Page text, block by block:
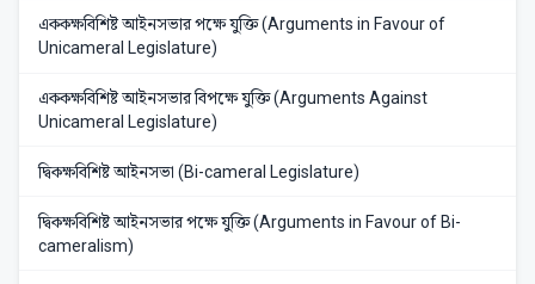
এককক্ষবিশিষ্ট আইনসভার পক্ষে যুক্তি (Arguments in Favour of
Unicameral Legislature)
এককক্ষবিশিষ্ট আইনসভার বিপক্ষে যুক্তি (Arguments Against
Unicameral Legislature)
দ্বিকক্ষবিশিষ্ট আইনসভা (Bi-cameral Legislature)
দ্বিকক্ষবিশিষ্ট আইনসভার পক্ষে যুক্তি (Arguments in Favour of Bi-
cameralism)